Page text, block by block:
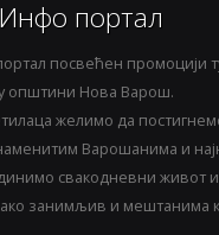
Инфо портал
посвећен промоцији
општини Нова Варош.
желимо да
Варошанима и
свакодневни живот
занимљив и мештанима